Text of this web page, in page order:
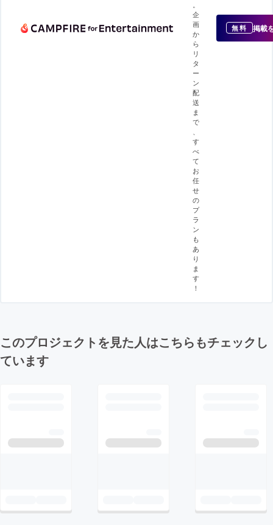
企
画
か
ら
リ
タ
ー
ン
配
送
ま
で
す
べ
て
お
任
せ
の
プ
ラ
ン
も
あ
り
ま
す
！
無料 掲載
このプロジェクトを見た人はこちらもチェックし
ています